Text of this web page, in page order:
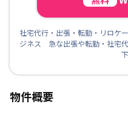
社宅代行・出張・転勤・リロケ
ジネス 急な出張や転勤・社宅
物件概要